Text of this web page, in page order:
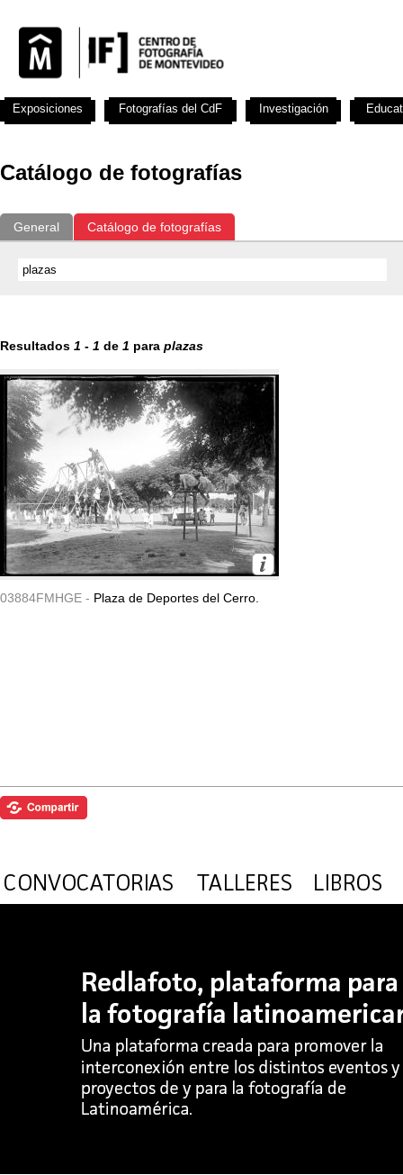
Catálogo de fotografías
General Catálogo de fotografías
Resultados 1 - 1 de 1 para plazas
03884FMHGE - Plaza de Deportes del Cerro.
Exposiciones Fotografías del CdF Investigación